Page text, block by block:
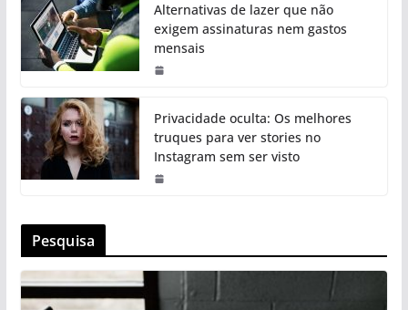
Alternativas de lazer que não
exigem assinaturas nem gastos
mensais
Privacidade oculta: Os melhores
truques para ver stories no
Instagram sem ser visto
Pesquisa